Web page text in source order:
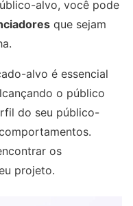
alvo, você pode
que sejam
alvo é essencial
o público
do seu público-
os
projeto.